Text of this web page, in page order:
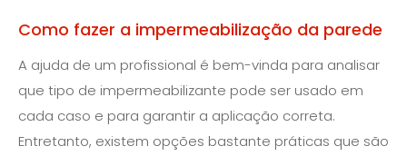
Como fazer a impermeabilização da parede
A ajuda de um profissional é bem-vinda para analisar
que tipo de impermeabilizante pode ser usado em
cada caso e para garantir a aplicação correta.
Entretanto, existem opções bastante práticas que são